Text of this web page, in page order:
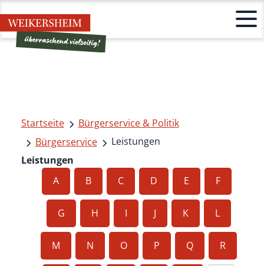
Startseite
Bürgerservice & Politik
Bürgerservice
Leistungen
Leistungen
A
B C D E F
G H I J K L
M N O P Q R